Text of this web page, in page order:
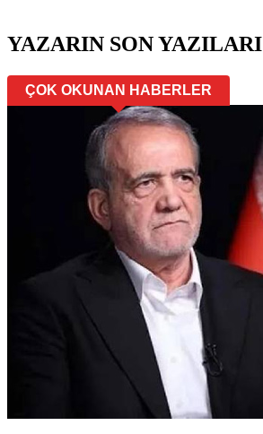
YAZARIN SON YAZILARI
ÇOK OKUNAN HABERLER